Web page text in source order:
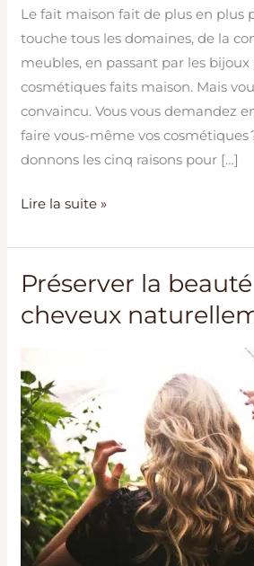
Le fait maison fait de plus en plus
touche tous les domaines, de la
meubles, en passant par les
cosmétiques faits maison. Mais
convaincu. Vous vous demandez
faire vous-même vos cosmétiques
donnons les cinq raisons pour […]
Lire la suite »
Préserver la
cheveux
Préserver
beauté
cheveux
naturellement